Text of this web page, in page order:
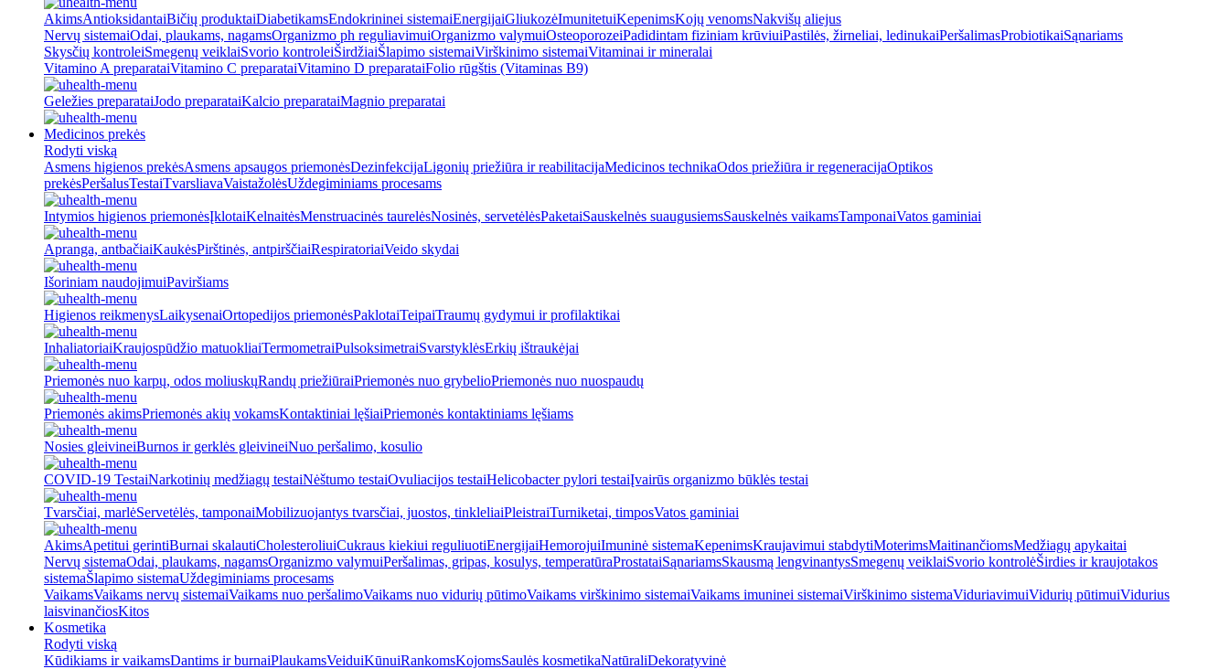
AkimsAntioksidantaiBičių produktaiDiabetikamsEndokrininei sistemaiEnergijaiGliukozėImunitetuiKepenimsKojų venomsNakvišų aliejus
Nervų sistemaiOdai, plaukams, nagamsOrganizmo ph reguliavimuiOrganizmo valymuiOsteoporozeiPadidintam fiziniam krūviuiPastilės, žirneliai, ledinukaiPeršalimasProbiotikaiSąnariams
Skysčių kontroleiSmegenų veiklaiSvorio kontroleiŠirdžiaiŠlapimo sistemaiVirškinimo sistemaiVitaminai ir mineralai
Vitamino A preparataiVitamino C preparataiVitamino D preparataiFolio rūgštis (Vitaminas B9)
Geležies preparataiJodo preparataiKalcio preparataiMagnio preparatai
Medicinos prekės
Rodyti viską
Asmens higienos prekėsAsmens apsaugos priemonėsDezinfekcijaLigonių priežiūra ir reabilitacijaMedicinos technikaOdos priežiūra ir regeneracijaOptikos
prekėsPeršalusTestaiTvarsliavaVaistažolėsUždegiminiams procesams
Intymios higienos priemonėsĮklotaiKelnaitėsMenstruacinės taurelėsNosinės, servetėlėsPaketaiSauskelnės suaugusiemsSauskelnės vaikamsTamponaiVatos gaminiai
Apranga, antbačiaiKaukėsPirštinės, antpirščiaiRespiratoriaiVeido skydai
Išoriniam naudojimuiPaviršiams
Higienos reikmenysLaikysenaiOrtopedijos priemonėsPaklotaiTeipaiTraumų gydymui ir profilaktikai
InhaliatoriaiKraujospūdžio matuokliaiTermometraiPulsoksimetraiSvarstyklėsErkių ištraukėjai
Priemonės nuo karpų, odos moliuskųRandų priežiūraiPriemonės nuo grybelioPriemonės nuo nuospaudų
Priemonės akimsPriemonės akių vokamsKontaktiniai lęšiaiPriemonės kontaktiniams lęšiams
Nosies gleivineiBurnos ir gerklės gleivineiNuo peršalimo, kosulio
COVID-19 TestaiNarkotinių medžiagų testaiNėštumo testaiOvuliacijos testaiHelicobacter pylori testaiĮvairūs organizmo būklės testai
Tvarsčiai, marlėServetėlės, tamponaiMobilizuojantys tvarsčiai, juostos, tinkleliaiPleistraiTurniketai, timposVatos gaminiai
AkimsApetitui gerintiBurnai skalautiCholesteroliuiCukraus kiekiui reguliuotiEnergijaiHemorojuiImuninė sistemaKepenimsKraujavimui stabdytiMoterimsMaitinančiomsMedžiagų apykaitai
Nervų sistemaOdai, plaukams, nagamsOrganizmo valymuiPeršalimas, gripas, kosulys, temperatūraProstataiSąnariamsSkausmą lengvinantysSmegenų veiklaiSvorio kontrolėŠirdies ir kraujotakos
sistemaŠlapimo sistemaUždegiminiams procesams
VaikamsVaikams nervų sistemaiVaikams nuo peršalimoVaikams nuo vidurių pūtimoVaikams virškinimo sistemaiVaikams imuninei sistemaiVirškinimo sistemaViduriavimuiVidurių pūtimuiVidurius
laisvinančiosKitos
Kosmetika
Rodyti viską
Kūdikiams ir vaikamsDantims ir burnaiPlaukamsVeiduiKūnuiRankomsKojomsSaulės kosmetikaNatūraliDekoratyvinė